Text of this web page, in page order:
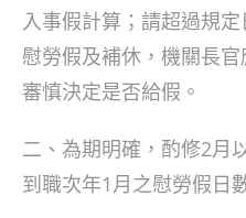
入事假計算；請超過規
慰勞假及補休，機關長
審慎決定是否給假。
二、為期明確，酌修2月
到職次年1月之慰勞假日